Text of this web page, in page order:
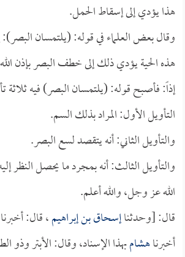
هذا يؤدي إلى إسقاط الحمل.
وقال بعض العلماء في قوله: (يلتمسان البصر):
هذه الحية يؤدي ذلك إلى خطف البصر بإذن
إذاً: فأصبح قوله: (يلتمسان البصر) فيه ثلاثة
التأويل الأول: المراد بذلك السم.
والتأويل الثاني: أنه يتقصد لسع البصر.
والتأويل الثالث: أنه بمجرد ما يحصل النظر
الله عز وجل، والله أعلم.
قال: [وحدثناإسحاق بن إبراهيم، قال:
أخبرناهشامبهذا الإسناد، وقال: الأبتر وذو